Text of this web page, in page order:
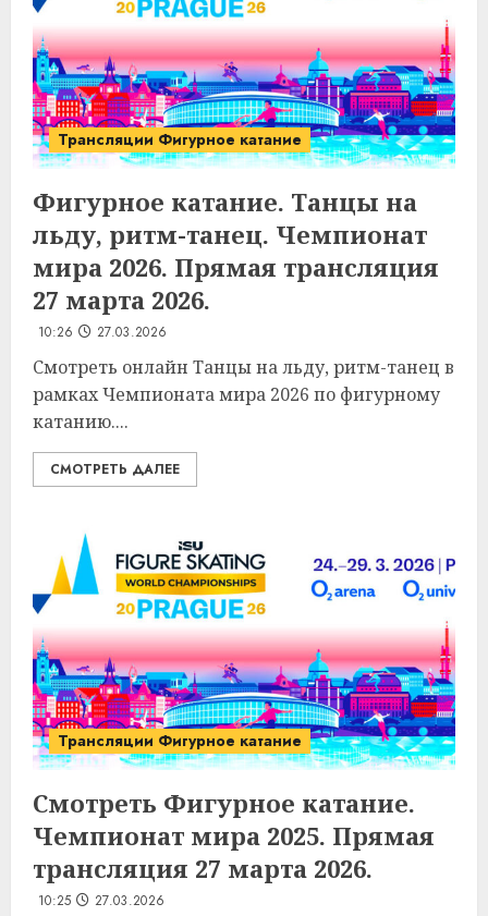
Трансляции Фигурное катание
Фигурное катание. Танцы на
льду, ритм-танец. Чемпионат
мира 2026. Прямая трансляция
27 марта 2026.
10:26 27.03.2026
Смотреть онлайн Танцы на льду, ритм-танец в
рамках Чемпионата мира 2026 по фигурному
катанию....
СМОТРЕТЬ ДАЛЕЕ
Трансляции Фигурное катание
Смотреть Фигурное катание.
Чемпионат мира 2025. Прямая
трансляция 27 марта 2026.
10:25 27.03.2026